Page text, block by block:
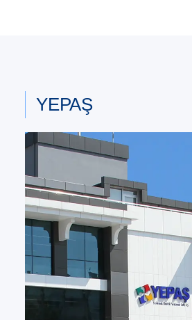
YEPAŞ